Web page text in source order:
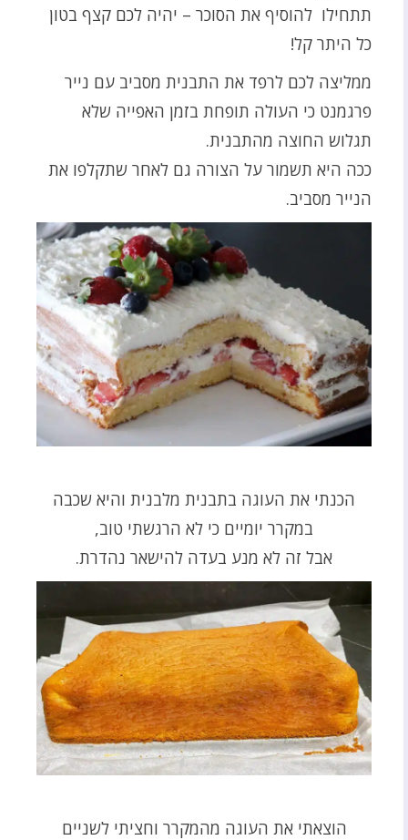
תתחילו להוסיף את הסוכר – יהיה לכם קצף בטון
כל היתר קל!
ממליצה לכם לרפד את התבנית מסביב עם נייר
פרגמנט כי העולה תופחת בזמן האפייה שלא
תגלוש החוצה מהתבנית.
ככה היא תשמור על הצורה גם לאחר שתקלפו את
הנייר מסביב.
הכנתי את העוגה בתבנית מלבנית והיא שכבה
במקרר יומיים כי לא הרגשתי טוב,
אבל זה לא מנע בעדה להישאר נהדרת.
הוצאתי את העוגה מהמקרר וחציתי לשניים